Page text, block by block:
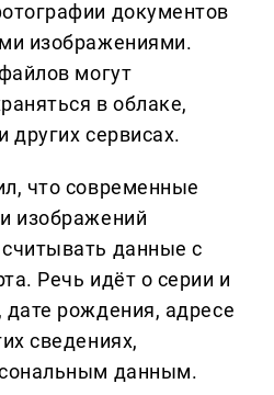
документов
изображениями.
могут
в облаке,
других сервисах.
что современные
изображений
данные с
Речь идёт о серии и
рождения, адресе
сведениях,
данным.